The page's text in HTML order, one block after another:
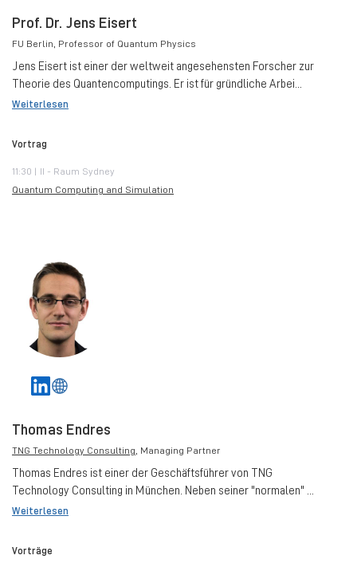
Prof. Dr. Jens Eisert
FU Berlin, Professor of Quantum Physics
Jens Eisert ist einer der weltweit angesehensten Forscher zur
Theorie des Quantencomputings. Er ist für gründliche Arbei...
Weiterlesen
Vortrag
11:30 | II - Raum Sydney
Quantum Computing and Simulation
Thomas Endres
TNG Technology Consulting, Managing Partner
Thomas Endres ist einer der Geschäftsführer von TNG
Technology Consulting in München. Neben seiner "normalen" ...
Weiterlesen
Vorträge